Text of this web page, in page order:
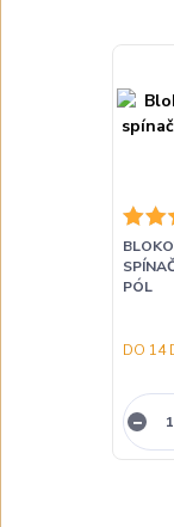
PÓL
DO 14